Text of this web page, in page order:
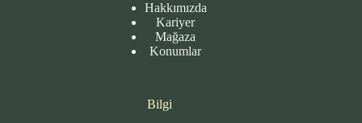
Hakkımızda
Kariyer
Mağaza
Konumlar
Bilgi